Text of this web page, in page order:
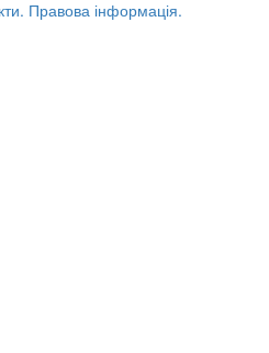
Правова інформація.